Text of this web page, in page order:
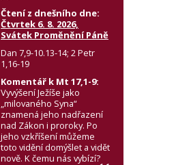
Čtení z dnešního dne:
Čtvrtek 6. 8. 2026,
Svátek Proměnění Páně
Dan 7,9-10.13-14; 2 Petr
1,16-19
Komentář k Mt 17,1-9:
Vyvýšení Ježíše jako
„milovaného Syna“
znamená jeho nadřazení
nad Zákon i proroky. Po
jeho vzkříšení můžeme
toto vidění domýšlet a vidět
nově. K čemu nás vybízí?